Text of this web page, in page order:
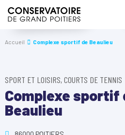
Accueil Complexe sportif de Beaulieu
SPORT ET LOISIRS, COURTS DE TENNIS
Complexe sportif
Beaulieu